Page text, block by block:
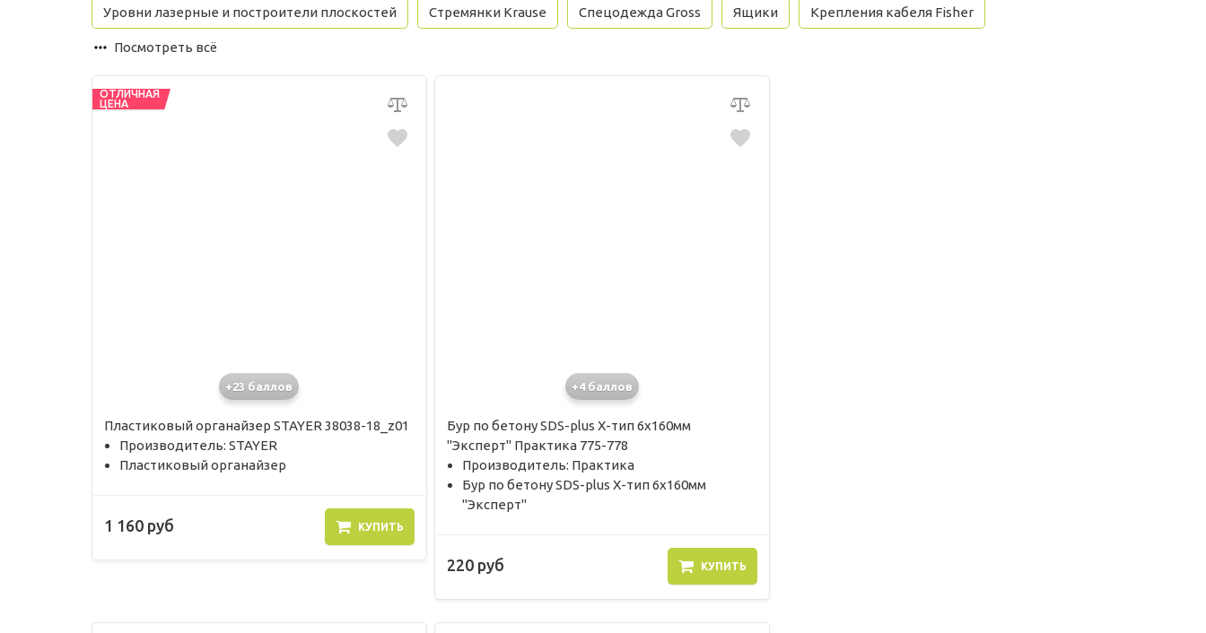
Уровни лазерные и построители плоскостей Стремянки Krause Спецодежда Gross Ящики Крепления кабеля Fisher
Посмотреть всё
ОТЛИЧНАЯ
ЦЕНА
+23 баллов
Пластиковый органайзер STAYER 38038-18_z01
Производитель: STAYER
Пластиковый органайзер
1 160 руб КУПИТЬ
+4 баллов
Бур по бетону SDS-plus X-тип 6х160мм
"Эксперт" Практика 775-778
Производитель: Практика
Бур по бетону SDS-plus X-тип 6х160мм
"Эксперт"
220 руб КУПИТЬ